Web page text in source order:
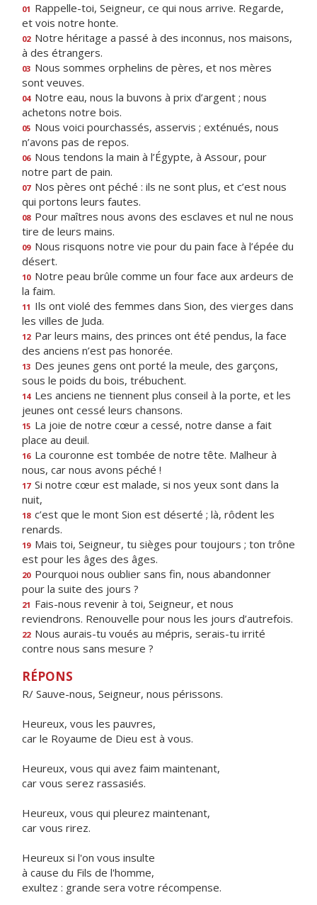
01 Rappelle-toi, Seigneur, ce qui nous arrive. Regarde,
et vois notre honte.
02 Notre héritage a passé à des inconnus, nos maisons,
à des étrangers.
03 Nous sommes orphelins de pères, et nos mères
sont veuves.
04 Notre eau, nous la buvons à prix d’argent ; nous
achetons notre bois.
05 Nous voici pourchassés, asservis ; exténués, nous
n’avons pas de repos.
06 Nous tendons la main à l’Égypte, à Assour, pour
notre part de pain.
07 Nos pères ont péché : ils ne sont plus, et c’est nous
qui portons leurs fautes.
08 Pour maîtres nous avons des esclaves et nul ne nous
tire de leurs mains.
09 Nous risquons notre vie pour du pain face à l’épée du
désert.
10 Notre peau brûle comme un four face aux ardeurs de
la faim.
11 Ils ont violé des femmes dans Sion, des vierges dans
les villes de Juda.
12 Par leurs mains, des princes ont été pendus, la face
des anciens n’est pas honorée.
13 Des jeunes gens ont porté la meule, des garçons,
sous le poids du bois, trébuchent.
14 Les anciens ne tiennent plus conseil à la porte, et les
jeunes ont cessé leurs chansons.
15 La joie de notre cœur a cessé, notre danse a fait
place au deuil.
16 La couronne est tombée de notre tête. Malheur à
nous, car nous avons péché !
17 Si notre cœur est malade, si nos yeux sont dans la
nuit,
18 c’est que le mont Sion est déserté ; là, rôdent les
renards.
19 Mais toi, Seigneur, tu sièges pour toujours ; ton trône
est pour les âges des âges.
20 Pourquoi nous oublier sans fin, nous abandonner
pour la suite des jours ?
21 Fais-nous revenir à toi, Seigneur, et nous
reviendrons. Renouvelle pour nous les jours d’autrefois.
22 Nous aurais-tu voués au mépris, serais-tu irrité
contre nous sans mesure ?
RÉPONS
R/ Sauve-nous, Seigneur, nous périssons.
Heureux, vous les pauvres,
car le Royaume de Dieu est à vous.
Heureux, vous qui avez faim maintenant,
car vous serez rassasiés.
Heureux, vous qui pleurez maintenant,
car vous rirez.
Heureux si l'on vous insulte
à cause du Fils de l'homme,
exultez : grande sera votre récompense.